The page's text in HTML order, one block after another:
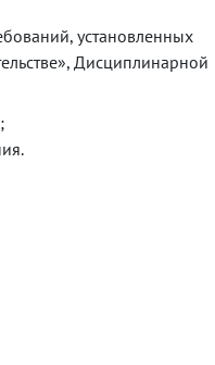
установленных
Дисциплинарной